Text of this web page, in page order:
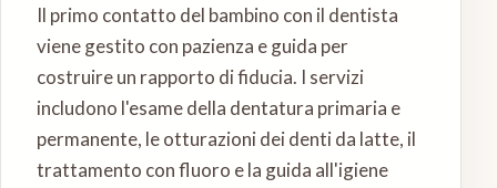
Il primo contatto del bambino con il dentista
viene gestito con pazienza e guida per
costruire un rapporto di fiducia. I servizi
includono l'esame della dentatura primaria e
permanente, le otturazioni dei denti da latte, il
trattamento con fluoro e la guida all'igiene